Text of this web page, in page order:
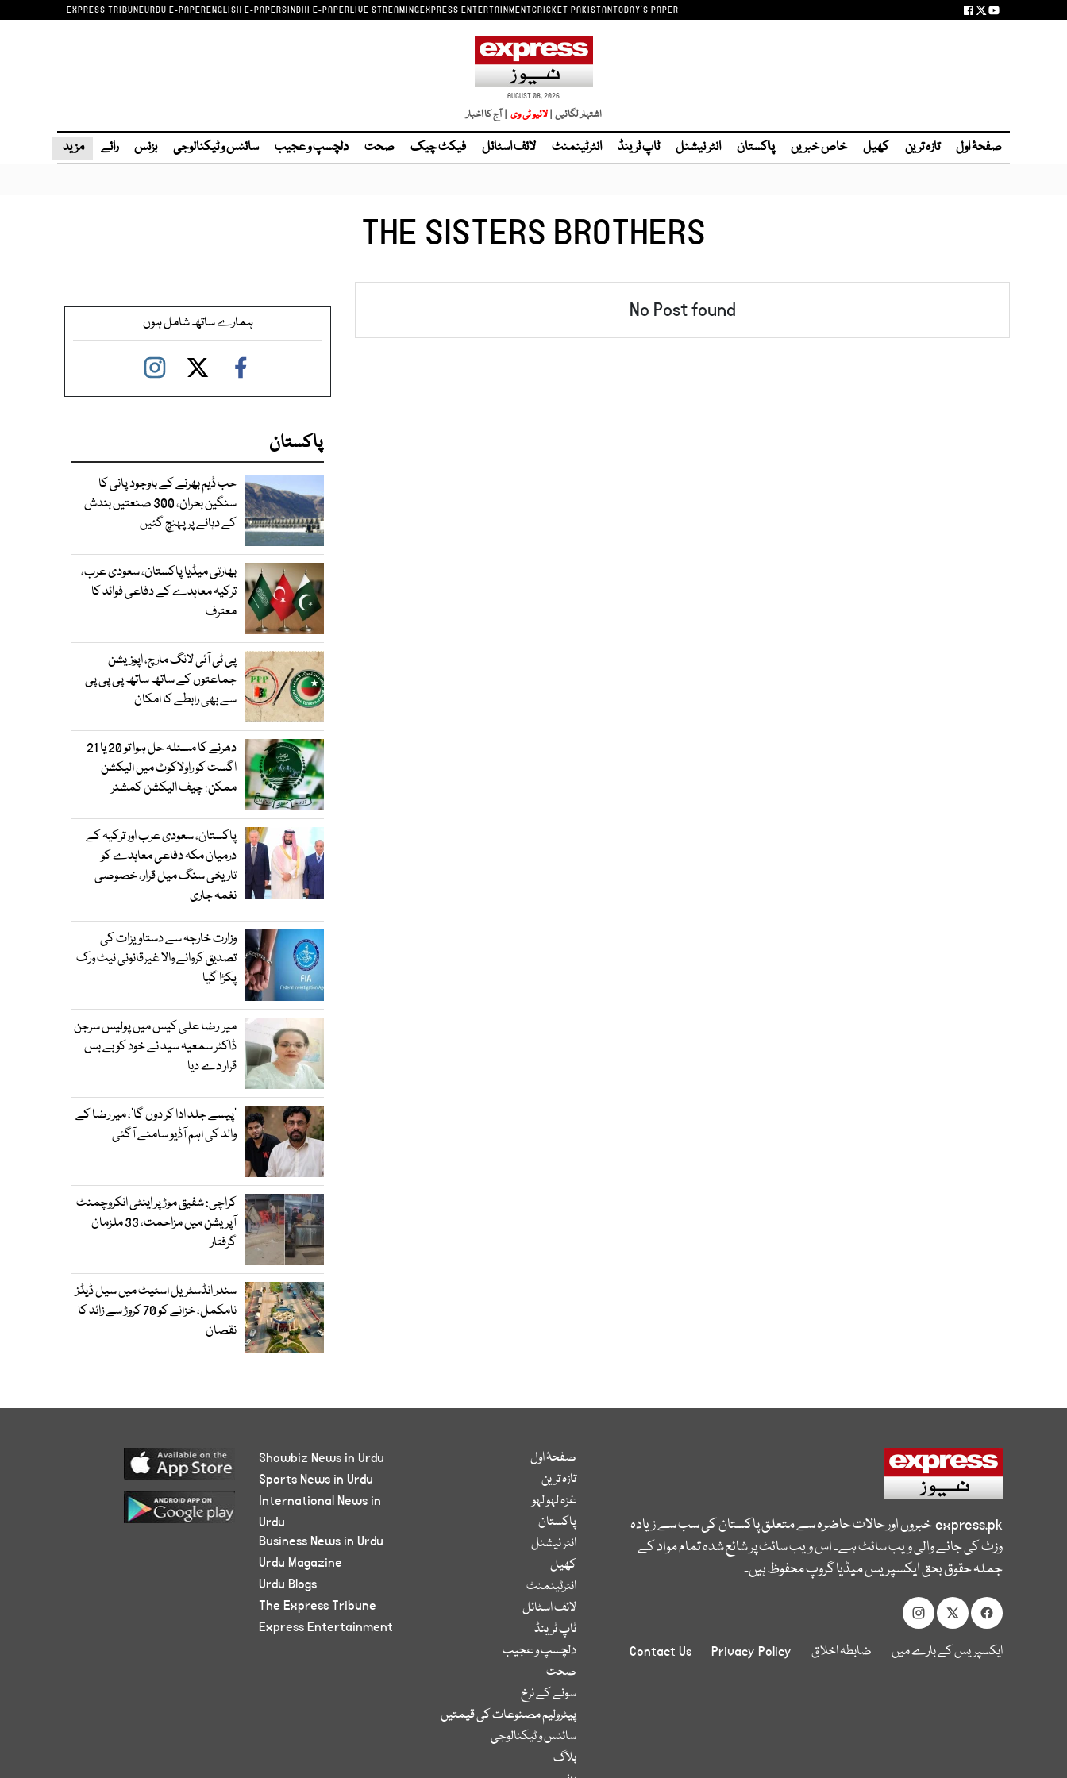
EXPRESS TRIBUNEURDU E-PAPERENGLISH E-PAPERSINDHI E-PAPERLIVE STREAMINGEXPRESS ENTERTAINMENTCRICKET PAKISTANTODAY'S PAPER
AUGUST 08, 2026
اشتہار لگائیں | | آج کا اخبار
صفحۂ اول تازہ ترین کھیل خاص خبریں پاکستان انٹر نیشنل ٹاپ ٹرینڈ انٹرٹینمنٹ لائف اسٹائل فیکٹ چیک صحت دلچسپ و عجیب سائنس و ٹیکنالوجی بزنس رائے مزید
THE SISTERS BROTHERS
No Post found ہمارے ساتھ شامل ہوں
پاکستان
حب ڈیم بھرنے کے باوجود پانی کا
سنگین بحران، 300 صنعتیں بندش
کے دہانے پر پہنچ گئیں
بھارتی میڈیا پاکستان، سعودی عرب،
ترکیہ معاہدے کے دفاعی فوائد کا
معترف
پی ٹی آئی لانگ مارچ، اپوزیشن
جماعتوں کے ساتھ ساتھ پی پی پی
سے بھی رابطے کا امکان
دھرنے کا مسئلہ حل ہوا تو 20 یا 21
اگست کو راولاکوٹ میں الیکشن
ممکن: چیف الیکشن کمشنر
پاکستان، سعودی عرب اور ترکیہ کے
درمیان مکہ دفاعی معاہدے کو
تاریخی سنگ میل قرار، خصوصی
نغمہ جاری
وزارت خارجہ سے دستاویزات کی
تصدیق کروانے والا غیرقانونی نیٹ ورک
پکڑا گیا
میر رضا علی کیس میں پولیس سرجن
ڈاکٹر سمعیہ سید نے خود کو بے بس
قرار دے دیا
’پیسے جلد ادا کر دوں گا‘، میر رضا کے
والد کی اہم آڈیو سامنے آگئی
کراچی: شفیق موڑ پر اینٹی انکروچمنٹ
آپریشن میں مزاحمت، 33 ملزمان
گرفتار
سندر انڈسٹریل اسٹیٹ میں سیل ڈیڈز
نامکمل، خزانے کو 70 کروڑ سے زائد کا
نقصان
express.pkخبروں اور حالات حاضرہ سے متعلق پاکستان کی سب سے زیادہ
وزٹ کی جانے والی ویب سائٹ ہے۔ اس ویب سائٹ پر شائع شدہ تمام مواد کے
جملہ حقوق بحق ایکسپریس میڈیا گروپ محفوظ ہیں۔
ایکسپریس کے بارے میں ضابطہ اخلاق Privacy Policy
Contact Us
صفحۂ اول
تازہ ترین
غزہ لہو لہو
پاکستان
انٹر نیشنل
کھیل
انٹرٹینمنٹ
لائف اسٹائل
ٹاپ ٹرینڈ
دلچسپ و عجیب
صحت
سونے کے نرخ
پیٹرولیم مصنوعات کی قیمتیں
سائنس و ٹیکنالوجی
بلاگ
Showbiz News in Urdu
Sports News in Urdu
International News in
Urdu
Business News in Urdu
Urdu Magazine
Urdu Blogs
The Express Tribune
Express Entertainment